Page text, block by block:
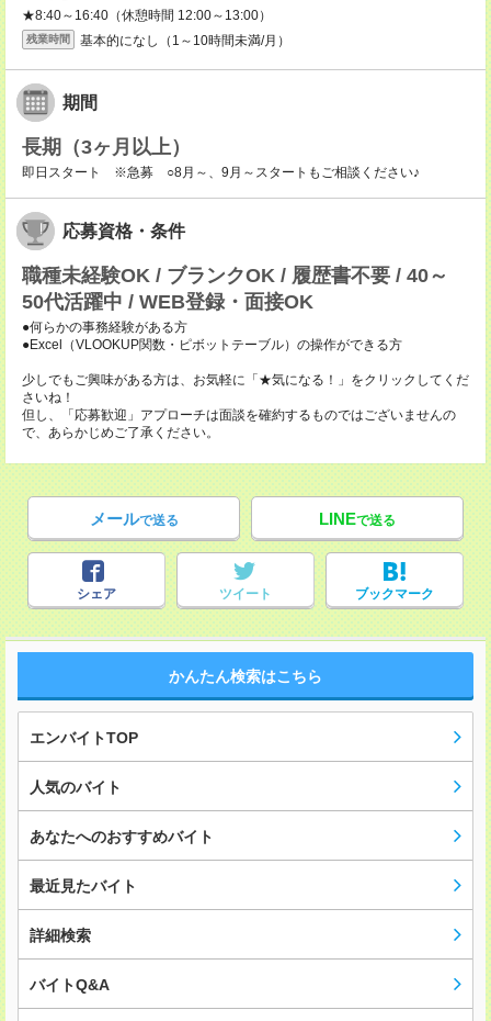
★8:40～16:40（休憩時間 12:00～13:00）
残業時間 基本的になし（1～10時間未満/月）
期間
長期（3ヶ月以上）
即日スタート ※急募 ○8月～、9月～スタートもご相談ください♪
応募資格・条件
職種未経験OK / ブランクOK / 履歴書不要 / 40～
50代活躍中 / WEB登録・面接OK
●何らかの事務経験がある方
●Excel（VLOOKUP関数・ピボットテーブル）の操作ができる方
少しでもご興味がある方は、お気軽に「★気になる！」をクリックしてくだ
さいね！
但し、「応募歓迎」アプローチは面談を確約するものではございませんの
で、あらかじめご了承ください。
メールで送る LINEで送る
シェア ツイート ブックマーク
かんたん検索はこちら
エンバイトTOP
人気のバイト
あなたへのおすすめバイト
最近見たバイト
詳細検索
バイトQ&A